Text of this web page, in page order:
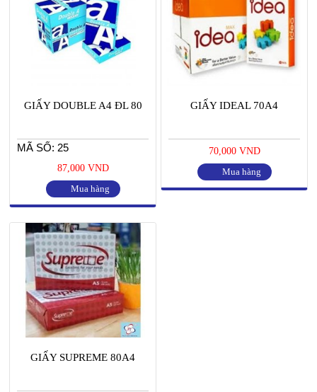
GIẤY DOUBLE A4 ĐL 80
MÃ SỐ: 25
87,000 VND
Mua hàng
GIẤY IDEAL 70A4
70,000 VND
Mua hàng
GIẤY SUPREME 80A4